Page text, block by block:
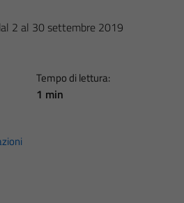
2 al 30 settembre 2019
Tempo di lettura:
1 min